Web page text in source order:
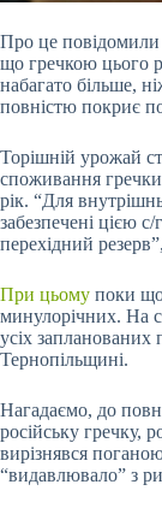
Про це повідомили
що гречкою цього
набагато більше,
повністю покриє
Торішній урожай
споживання гречки
рік. “Для
забезпечені цією
перехідний
При цьому поки що
минулорічних. На
усіх
Тернопільщині.
Нагадаємо, до
російську гречку,
вирізнявся
“видавлювало” з